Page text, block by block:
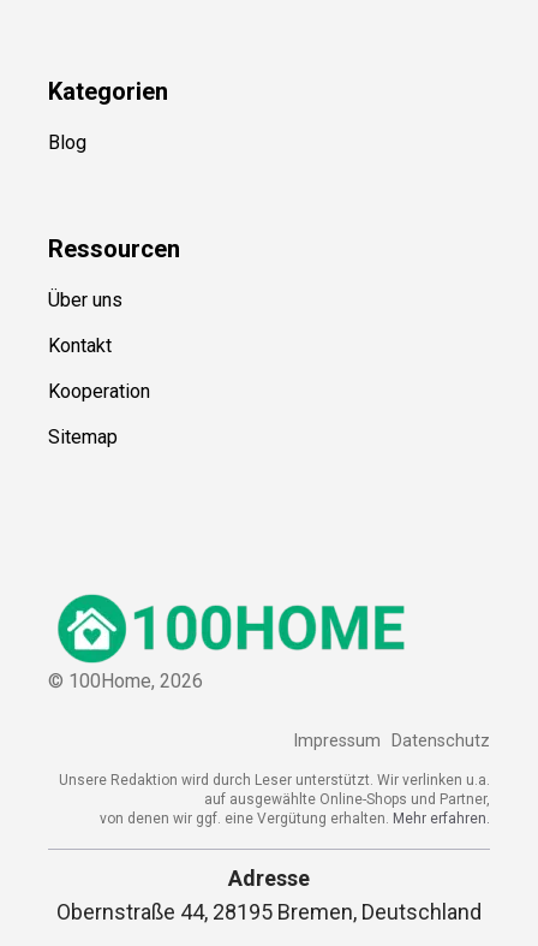
Kategorien
Blog
Ressourcen
Über uns
Kontakt
Kooperation
Sitemap
© 100Home, 2026
Impressum Datenschutz
Unsere Redaktion wird durch Leser unterstützt. Wir verlinken u.a.
auf ausgewählte Online-Shops und Partner,
von denen wir ggf. eine Vergütung erhalten. Mehr erfahren.
Adresse
Obernstraße 44, 28195 Bremen, Deutschland